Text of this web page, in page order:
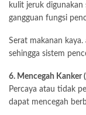
kulit jeruk
gangguan fungsi
Serat makanan
sehingga sistem
6. Mencegah Kanker
Percaya atau tidak
dapat mencegah